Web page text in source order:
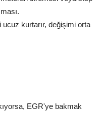
kurtarır, değişimi orta
EGR'ye bakmak